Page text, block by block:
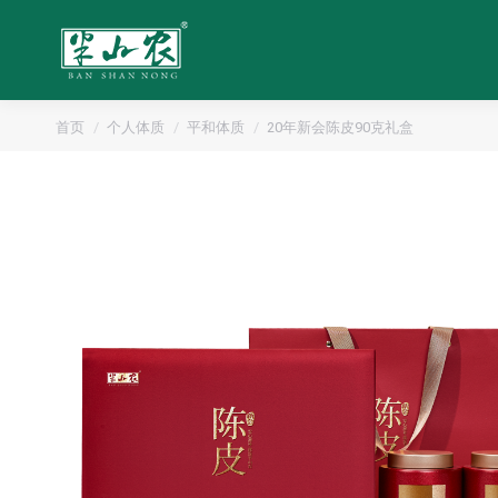
首页 个人体质 平和体质 20年新会陈皮90克礼盒